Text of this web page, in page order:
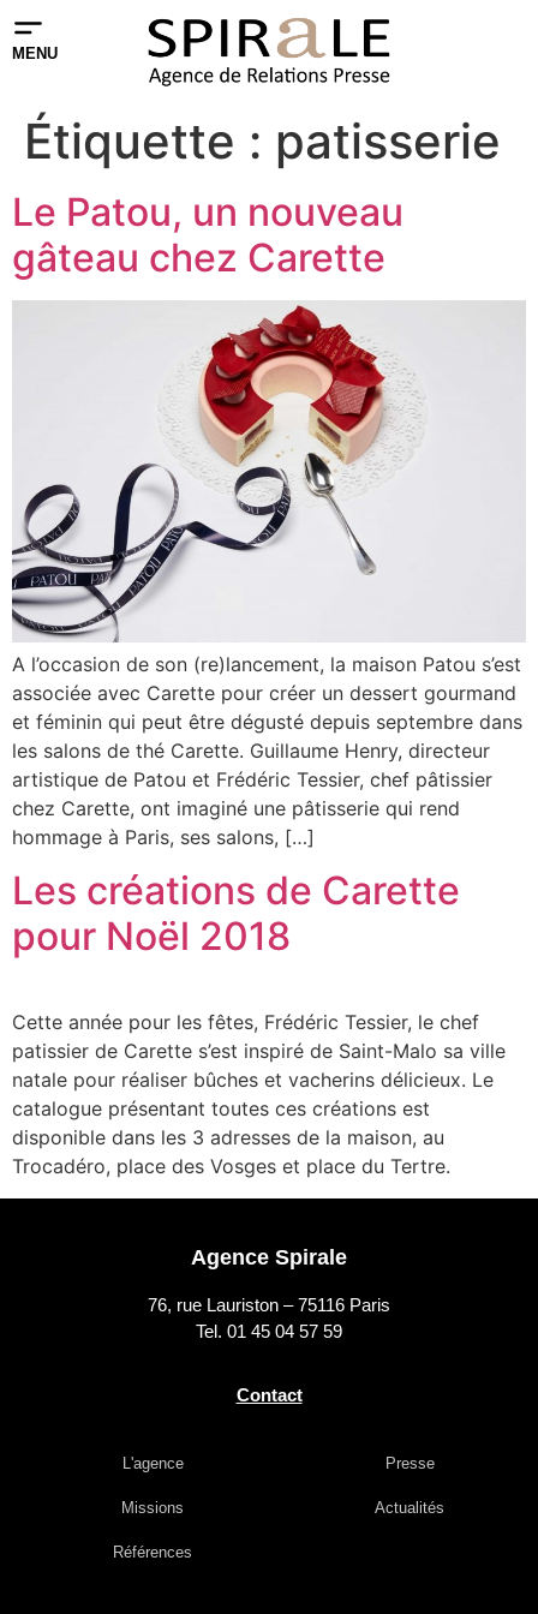
MENU
Étiquette : patisserie
Le Patou, un nouveau
gâteau chez Carette
A l’occasion de son (re)lancement, la maison Patou s’est
associée avec Carette pour créer un dessert gourmand
et féminin qui peut être dégusté depuis septembre dans
les salons de thé Carette. Guillaume Henry, directeur
artistique de Patou et Frédéric Tessier, chef pâtissier
chez Carette, ont imaginé une pâtisserie qui rend
hommage à Paris, ses salons, […]
Les créations de Carette
pour Noël 2018
Cette année pour les fêtes, Frédéric Tessier, le chef
patissier de Carette s’est inspiré de Saint-Malo sa ville
natale pour réaliser bûches et vacherins délicieux. Le
catalogue présentant toutes ces créations est
disponible dans les 3 adresses de la maison, au
Trocadéro, place des Vosges et place du Tertre.
Agence Spirale
76, rue Lauriston – 75116 Paris
Tel. 01 45 04 57 59
Contact
L'agence
Missions
Références
Presse
Actualités